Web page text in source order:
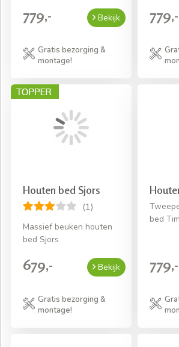
779,- Bekijk
Gratis bezorging &
montage!
779,-
Houten bed Sjors
(1)
Massief beuken houten
bed Sjors
679,- Bekijk
Gratis bezorging &
montage!
bed Tim
779,-